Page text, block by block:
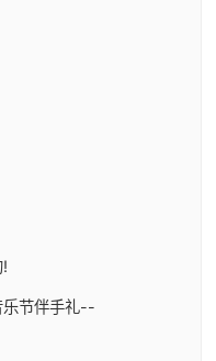
乐节伴手礼--